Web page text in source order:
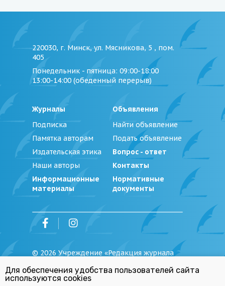
220030, г. Минск, ул. Мясникова, 5 , пом.
405
Понедельник - пятница: 09:00-18:00
13:00-14:00 (обеденный перерыв)
Журналы
Подписка
Памятка авторам
Издательская этика
Наши авторы
Информационные
материалы
Объявления
Найти объявление
Подать объявление
Вопрос - ответ
Контакты
Нормативные
документы
© 2026 Учреждение «Редакция журнала
Политика обработки персональных
данных
Для обеспечения удобства пользователей сайта
используются cookies